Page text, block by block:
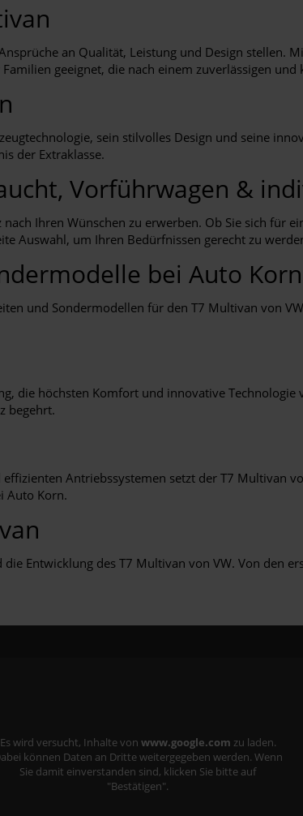
an Qualität, Leistung und Design stellen.
geeignet, die nach einem zuverlässigen
sein stilvolles Design und seine
der Extraklasse.
Vorführwagen &
Ihren Wünschen zu erwerben. Ob Sie sich für
Auswahl, um Ihren Bedürfnissen gerecht zu
bei Auto Korn
und Sondermodellen für den T7 Multivan von
die höchsten Komfort und innovative
begehrt.
Antriebssystemen setzt der T7 Multivan
Auto Korn.
Entwicklung des T7 Multivan von VW. Von den
Es wird versucht, Inhalte von www.google.com zu laden.
können Daten an Dritte weitergegeben werden. Wenn
Sie damit einverstanden sind, klicken Sie bitte auf
"Bestätigen".